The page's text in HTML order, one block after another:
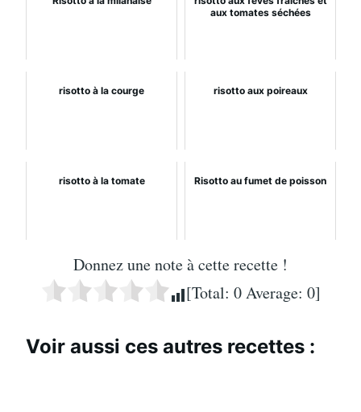
aux tomates séchées
risotto à la courge risotto aux poireaux
risotto à la tomate Risotto au fumet de poisson
Donnez une note à cette recette !
[Total: 0Average: 0]
Voir aussi ces autres recettes :